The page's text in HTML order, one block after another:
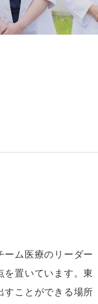
ーム医療のリーダー
を置いています。東
すことができる場所